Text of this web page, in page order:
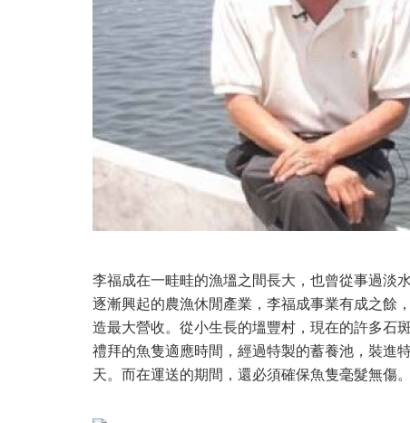
李福成在一畦畦的漁塭之間長大，也曾從事過淡
逐漸興起的農漁休閒產業，李福成事業有成之餘
造最大營收。從小生長的塭豐村，現在的許多石
禮拜的魚隻適應時間，經過特製的蓄養池，裝進
天。而在運送的期間，還必須確保魚隻毫髮無傷。